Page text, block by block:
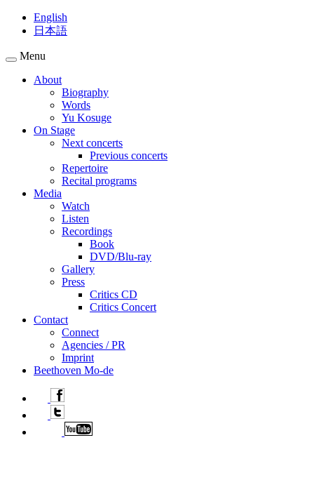
English
日本語
Menu
About
Biography
Words
Yu Kosuge
On Stage
Next concerts
Previous concerts
Repertoire
Recital programs
Media
Watch
Listen
Recordings
Book
DVD/Blu-ray
Gallery
Press
Critics CD
Critics Concert
Contact
Connect
Agencies / PR
Imprint
Beethoven Mo-de